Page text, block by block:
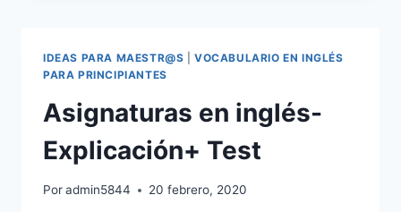
IDEAS PARA MAESTR@S |VOCABULARIO EN INGLÉS
PARA PRINCIPIANTES
Asignaturas en inglés-
Explicación+ Test
Poradmin5844 20 febrero, 2020